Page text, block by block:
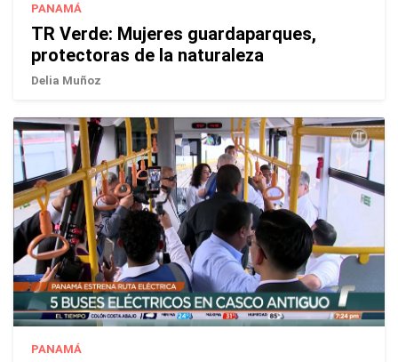
PANAMÁ
TR Verde: Mujeres guardaparques,
protectoras de la naturaleza
Delia Muñoz
PANAMÁ